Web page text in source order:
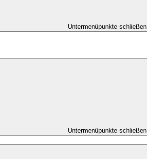
Untermenüpunkte schließen
Untermenüpunkte schließen